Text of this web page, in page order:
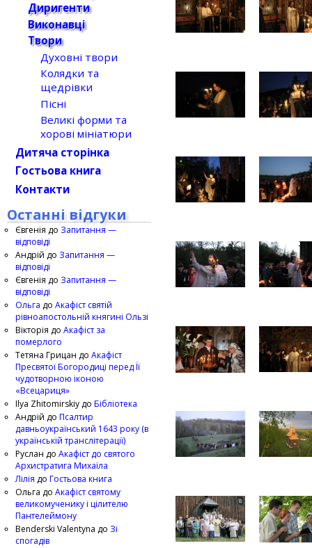
Диригенти
Виконавці
Твори
Духовні твори
Колядки та
щедрівки
Пісні
Великі форми та
хорові мініатюри
Дитяча сторінка
Гостьова книга
Контакти
Останні відгуки
Євгенія до Запитання —
відповіді
Андрій до Запитання —
відповіді
Євгенія до Запитання —
відповіді
Ольга до Акафіст святій
рівноапостольній княгині Ользі
Вікторія до Акафіст за
померлого
Тетяна Грицан до Акафіст
Пресвятої Богородиці перед Її
чудотворною іконою
«Всецариця»
Ilya Zhitomirskiy до Бібліотека
Андрій до Псалтир
давньоукраїнський 1643 року (в
українській транслітерації)
Руслан до Акафіст до святого
Архистратига Михаїла
Лілія до Гостьова книга
Ольга до Акафіст святому
великомученику і цілителю
Пантелеймону
Benderski Valentyna до Зі
спогадів